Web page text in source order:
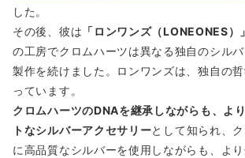
した。
その後、彼は 「ロンワンズ（LONEONES）」
の工房でクロムハーツは異なる独自のシル
製作を続けました。ロンワンズは、独自の
っています。
クロムハーツのDNAを継承しながらも、よ
トなシルバーアクセサリーとして知られ、
に高品質なシルバーを使用しながらも、よ